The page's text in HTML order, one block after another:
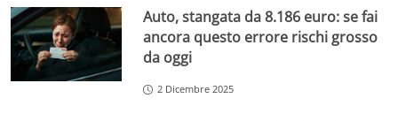
Auto, stangata da 8.186 euro: se fai
ancora questo errore rischi grosso
da oggi
2 Dicembre 2025